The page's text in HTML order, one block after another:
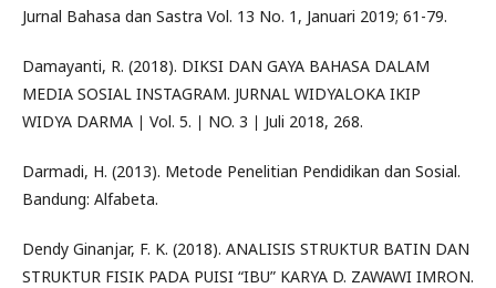
Jurnal Bahasa dan Sastra Vol. 13 No. 1, Januari 2019; 61-79.
Damayanti, R. (2018). DIKSI DAN GAYA BAHASA DALAM
MEDIA SOSIAL INSTAGRAM. JURNAL WIDYALOKA IKIP
WIDYA DARMA ∣ Vol. 5. ∣ NO. 3 ∣ Juli 2018, 268.
Darmadi, H. (2013). Metode Penelitian Pendidikan dan Sosial.
Bandung: Alfabeta.
Dendy Ginanjar, F. K. (2018). ANALISIS STRUKTUR BATIN DAN
STRUKTUR FISIK PADA PUISI “IBU” KARYA D. ZAWAWI IMRON.